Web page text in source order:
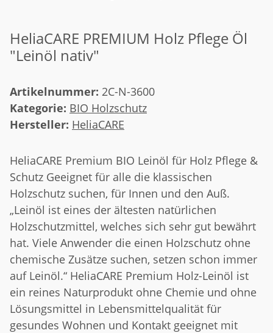
HeliaCARE PREMIUM Holz Pflege Öl
"Leinöl nativ"
Artikelnummer: 2C-N-3600
Kategorie: BIO Holzschutz
Hersteller: HeliaCARE
HeliaCARE Premium BIO Leinöl für Holz Pflege &
Schutz Geeignet für alle die klassischen
Holzschutz suchen, für Innen und den Auß.
„Leinöl ist eines der ältesten natürlichen
Holzschutzmittel, welches sich sehr gut bewährt
hat. Viele Anwender die einen Holzschutz ohne
chemische Zusätze suchen, setzen schon immer
auf Leinöl.“ HeliaCARE Premium Holz-Leinöl ist
ein reines Naturprodukt ohne Chemie und ohne
Lösungsmittel in Lebensmittelqualität für
gesundes Wohnen und Kontakt geeignet mit